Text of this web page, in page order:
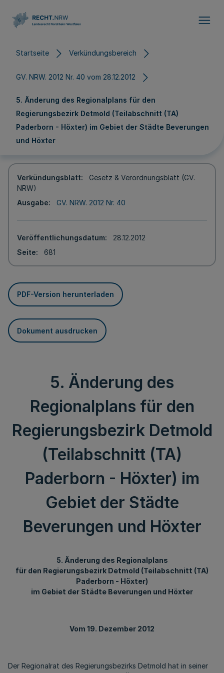
Startseite Verkündungsbereich
GV. NRW. 2012 Nr. 40 vom 28.12.2012
5. Änderung des Regionalplans für den
Regierungsbezirk Detmold (Teilabschnitt (TA)
Paderborn - Höxter) im Gebiet der Städte Beverungen
und Höxter
Verkündungsblatt
Gesetz & Verordnungsblatt (GV.
NRW)
Ausgabe
GV. NRW. 2012 Nr. 40
Veröffentlichungsdatum
28.12.2012
Seite
681
PDF-Version herunterladen
Dokument ausdrucken
5. Änderung des
Regionalplans für den
Regierungsbezirk Detmold
(Teilabschnitt (TA)
Paderborn - Höxter) im
Gebiet der Städte
Beverungen und Höxter
5. Änderung des Regionalplans
für den Regierungsbezirk Detmold (Teilabschnitt (TA)
Paderborn - Höxter)
im Gebiet der Städte Beverungen und Höxter
Vom 19. Dezember 2012
Der Regionalrat des Regierungsbezirks Detmold hat in seiner